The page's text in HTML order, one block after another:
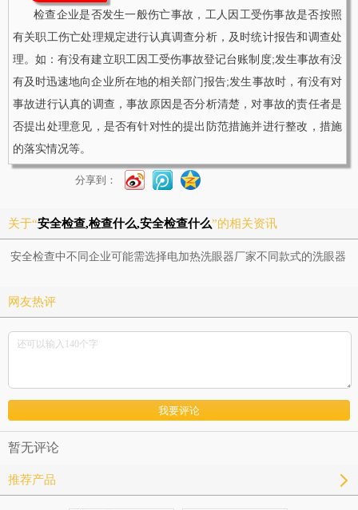
检查企业是否发生一般伤亡事故，工人因工受伤事故是否按照
有关职工伤亡处理规定进行认真调查分析，及时统计报告和调查处
理。如：有没有建立职工因工受伤事故登记台账制度;发生事故有没
有及时迅速地向企业所在地的相关部门报告;发生事故时，有没有对
事故进行认真的调查，事故原因是否分析清楚，对事故的责任者是
否提出处理意见，是否有针对性的提出防范措施并进行整改，措施
的落实情况等。
分享到：
关于“安全检查,检查什么,安全检查什么”的相关资讯
安全检查中不同企业可能需选择电加热洗眼器厂家不同款式的洗眼器
网友热评
暂无评论
推荐产品